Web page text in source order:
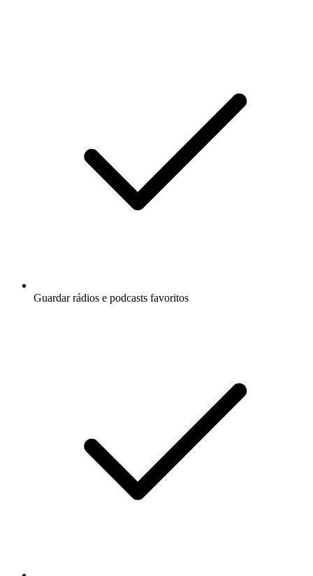
Guardar rádios e podcasts favoritos